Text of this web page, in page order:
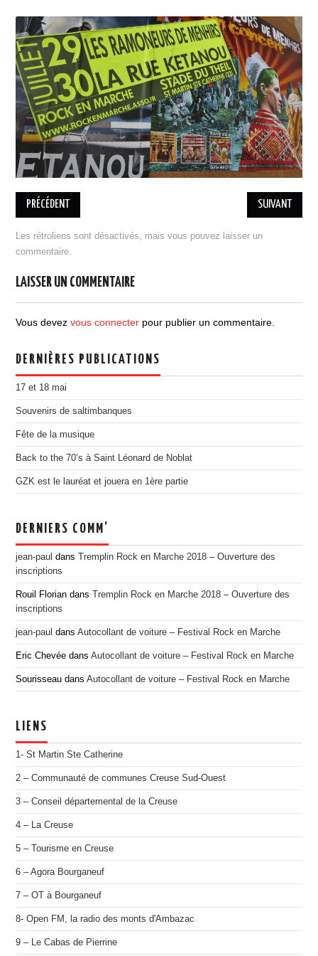
BILLETTERIE 18 MAI COBI
PRATIQUE
ASSOCIATION
L’ÉQUIPE
ADHÉSION, DON
ESPACE MEMBRES
MENTIONS LÉGALES
DESINSCRIPTION
PARTENAIRES
DEVENIR PARTENAIRE
ILS NOUS ONT SOUTENU
ÉDITION 2021
EDITION 2016
EDITION 2015
EDITION 2012
PRESSE
CONTACT
PRÉCÉDENT SUIVANT
Les rétroliens sont désactivés, mais vous pouvez laisser un
commentaire
LAISSER UN COMMENTAIRE
Vous devezvous connecter pour publier un commentaire.
DERNIÈRES PUBLICATIONS
17 et 18 mai
Souvenirs de saltimbanques
Fête de la musique
Back to the 70’s à Saint Léonard de Noblat
GZK est le lauréat et jouera en 1ère partie
DERNIERS COMM’
jean-paul dansTremplin Rock en Marche 2018 – Ouverture des
inscriptions
Rouil Florian dansTremplin Rock en Marche 2018 – Ouverture des
inscriptions
jean-paul dansAutocollant de voiture – Festival Rock en Marche
Eric Chevée dansAutocollant de voiture – Festival Rock en Marche
Sourisseau dansAutocollant de voiture – Festival Rock en Marche
LIENS
1- St Martin Ste Catherine
2 – Communauté de communes Creuse Sud-Ouest
3 – Conseil départemental de la Creuse
4 – La Creuse
5 – Tourisme en Creuse
6 – Agora Bourganeuf
7 – OT à Bourganeuf
8- Open FM, la radio des monts d'Ambazac
9 – Le Cabas de Pierrine